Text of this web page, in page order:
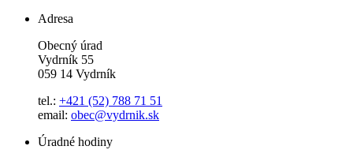
Adresa
Obecný úrad
Vydrník 55
059 14 Vydrník
tel.: +421 (52) 788 71 51
email: obec@vydrnik.sk
Úradné hodiny